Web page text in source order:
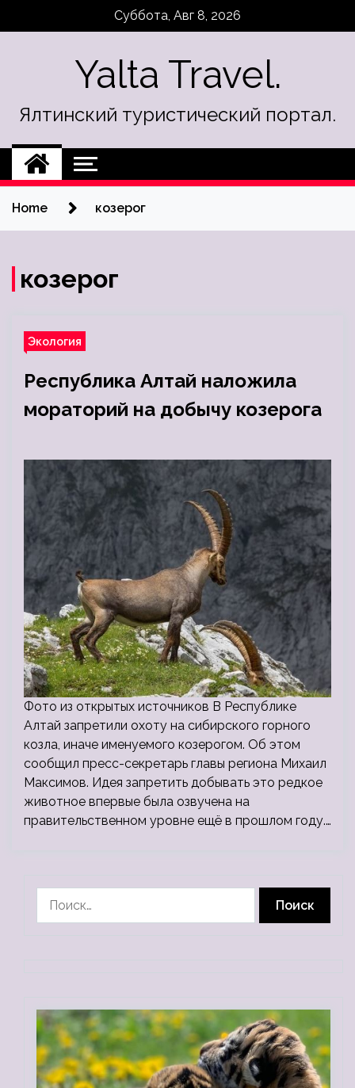
Суббота, Авг 8, 2026
Yalta Travel.
Ялтинский туристический портал.
Home козерог
козерог
Экология
Республика Алтай наложила
мораторий на добычу козерога
Фото из открытых источников В Республике
Алтай запретили охоту на сибирского горного
козла, иначе именуемого козерогом. Об этом
сообщил пресс-секретарь главы региона Михаил
Максимов. Идея запретить добывать это редкое
животное впервые была озвучена на
правительственном уровне ещё в прошлом году.…